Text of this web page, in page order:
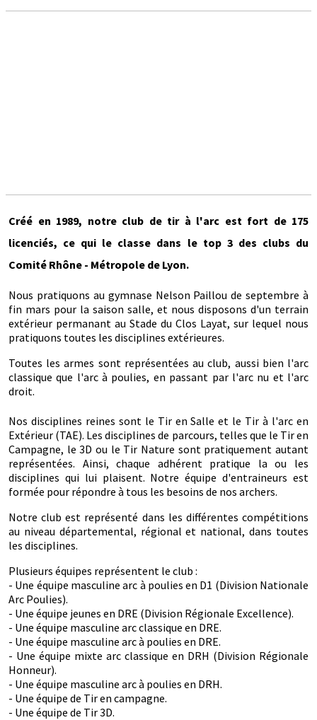
Créé en 1989, notre club de tir à l'arc est fort de 175
licenciés, ce qui le classe dans le top 3 des clubs du
Comité Rhône - Métropole de Lyon.
Nous pratiquons au gymnase Nelson Paillou de septembre à
fin mars pour la saison salle, et nous disposons d'un terrain
extérieur permanant au Stade du Clos Layat, sur lequel nous
pratiquons toutes les disciplines extérieures.
Toutes les armes sont représentées au club, aussi bien l'arc
classique que l'arc à poulies, en passant par l'arc nu et l'arc
droit.
Nos disciplines reines sont le Tir en Salle et le Tir à l'arc en
Extérieur (TAE). Les disciplines de parcours, telles que le Tir en
Campagne, le 3D ou le Tir Nature sont pratiquement autant
représentées. Ainsi, chaque adhérent pratique la ou les
disciplines qui lui plaisent. Notre équipe d'entraineurs est
formée pour répondre à tous les besoins de nos archers.
Notre club est représenté dans les différentes compétitions
au niveau départemental, régional et national, dans toutes
les disciplines.
Plusieurs équipes représentent le club :
- Une équipe masculine arc à poulies en D1 (Division Nationale
Arc Poulies).
- Une équipe jeunes en DRE (Division Régionale Excellence).
- Une équipe masculine arc classique en DRE.
- Une équipe masculine arc à poulies en DRE.
- Une équipe mixte arc classique en DRH (Division Régionale
Honneur).
- Une équipe masculine arc à poulies en DRH.
- Une équipe de Tir en campagne.
- Une équipe de Tir 3D.